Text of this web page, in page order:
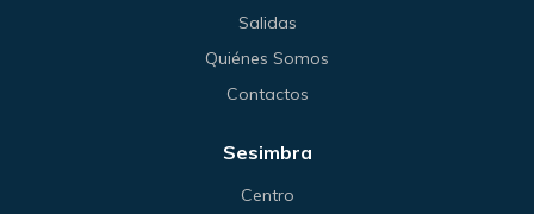
Salidas
Quiénes Somos
Contactos
Sesimbra
Centro